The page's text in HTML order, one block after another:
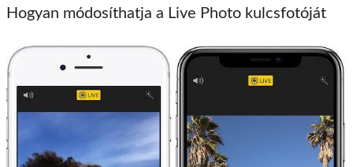
Hogyan módosíthatja a Live Photo kulcsfotóját